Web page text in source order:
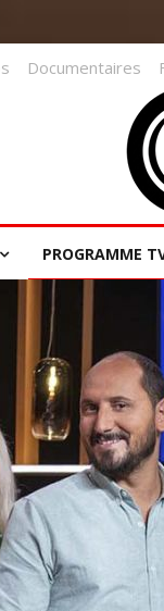
Documentaires
PROGRAMME